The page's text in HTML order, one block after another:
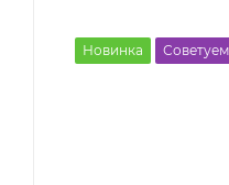
Новинка Советуем